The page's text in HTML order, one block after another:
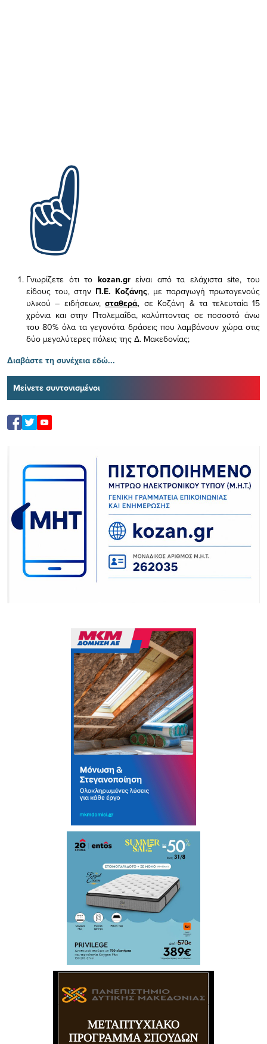
Γνωρίζετε ότι το kozan.gr είναι από τα ελάχισταsite, του
είδους του, στην Π.Ε. Κοζάνης, με παραγωγή πρωτογενούς
υλικού – ειδήσεων,σταθερά, σε Κοζάνη & τα τελευταία 15
χρόνια και στην Πτολεμαΐδα, καλύπτοντας σε ποσοστό άνω
του 80% όλα τα γεγονότα δράσεις που λαμβάνουν χώρα στις
δύο μεγαλύτερες πόλεις της Δ. Μακεδονίας;
Διαβάστε τη συνέχεια εδώ...
Μείνετε συντονισμένοι